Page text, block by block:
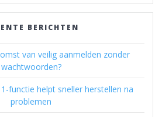
BERICHTEN
van veilig aanmelden zonder
wachtwoorden?
functie helpt sneller herstellen na
problemen